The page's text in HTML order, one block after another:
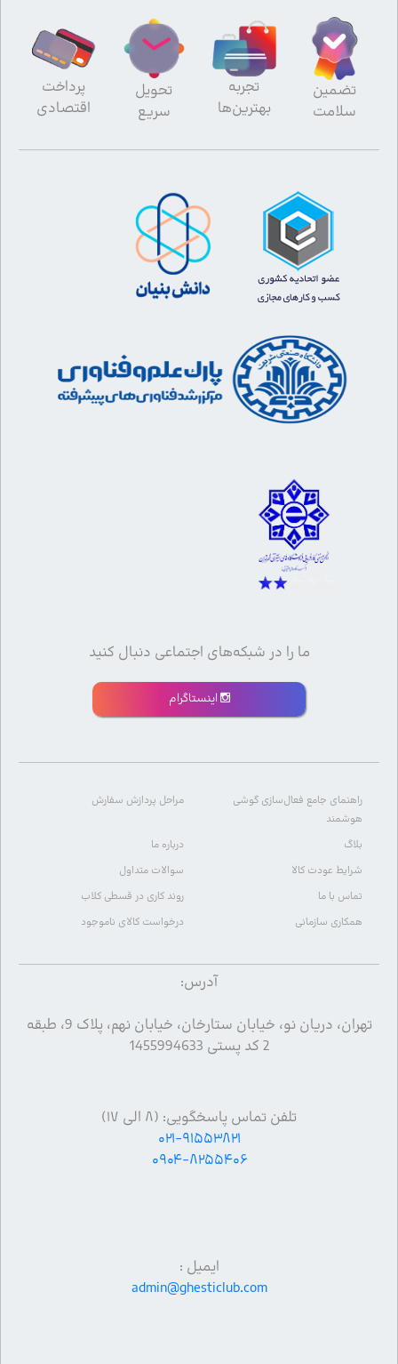
تضمین
سلامت
تجربه
بهترین‌ها
تحویل
سریع
پرداخت
اقتصادی
ما را در شبکه‌های اجتماعی دنبال کنید
اینستاگرام
راهنمای جامع فعال‌سازی گوشی
هوشمند
مراحل پردازش سفارش
بلاگ
درباره ما
شرایط عودت کالا
سوالات متداول
تماس با ما
روند کاری در قسطی کلاب
همکاری سازمانی
درخواست کالای ناموجود
آدرس:
تهران، دریان نو، خیابان ستارخان، خیابان نهم، پلاک 9، طبقه
2 کد پستی 1455994633
تلفن تماس پاسخگویی: (۸ الی ۱۷)
۰۲۱-۹۱۵۵۳۸۲۱
۰۹۰۴-۸۲۵۵۴۰۶
ایمیل :
admin@ghesticlub.com